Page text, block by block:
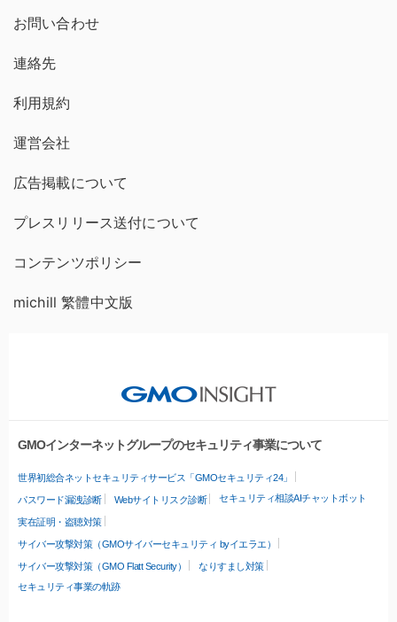
お問い合わせ
連絡先
利用規約
運営会社
広告掲載について
プレスリリース送付について
コンテンツポリシー
michill 繁體中文版
GMOインターネットグループのセキュリティ事業について
世界初総合ネットセキュリティサービス「GMOセキュリティ24」
パスワード漏洩診断 Webサイトリスク診断 セキュリティ相談AIチャットボット
実在証明・盗聴対策
サイバー攻撃対策（GMOサイバーセキュリティ byイエラエ）
サイバー攻撃対策（GMO Flatt Security）
なりすまし対策
セキュリティ事業の軌跡